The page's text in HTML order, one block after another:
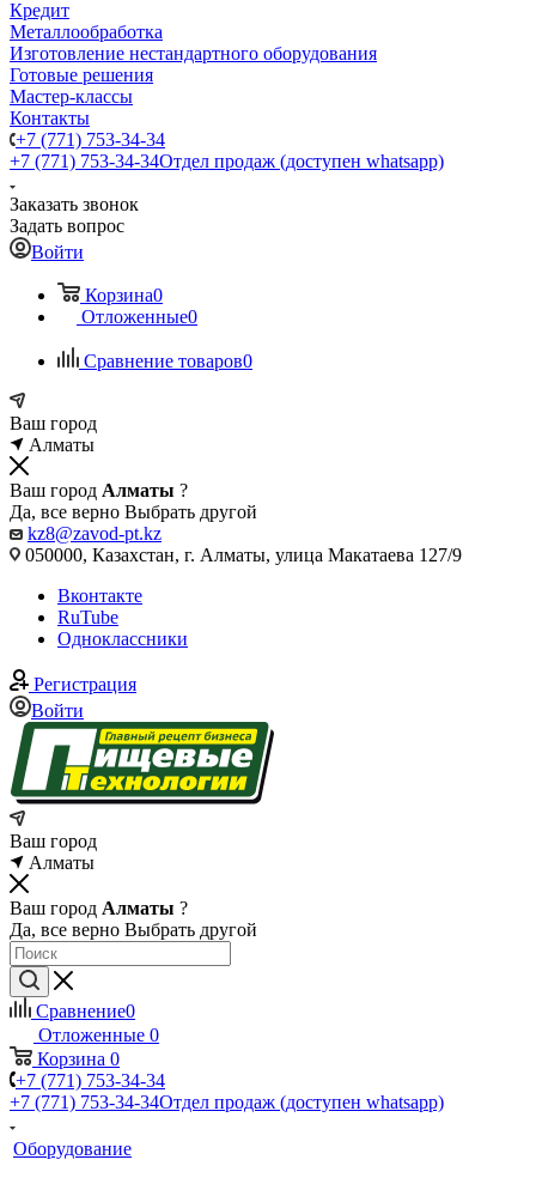
Кредит
Металлообработка
Изготовление нестандартного оборудования
Готовые решения
Мастер-классы
Контакты
+7 (771) 753-34-34
+7 (771) 753-34-34Отдел продаж (доступен whatsapp)
Заказать звонок
Задать вопрос
Войти
Корзина0
Отложенные0
Сравнение товаров0
Ваш город
Алматы
Ваш город Алматы ?
Да, все верно Выбрать другой
kz8@zavod-pt.kz
050000, Казахстан, г. Алматы, улица Макатаева 127/9
Вконтакте
RuTube
Одноклассники
Регистрация
Войти
Ваш город
Алматы
Ваш город Алматы ?
Да, все верно Выбрать другой
Сравнение0
Отложенные 0
Корзина 0
+7 (771) 753-34-34
+7 (771) 753-34-34Отдел продаж (доступен whatsapp)
Оборудование